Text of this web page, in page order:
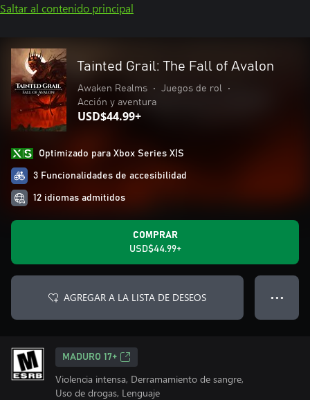
Saltar al contenido principal
Tainted Grail: The Fall of Avalon
Awaken Realms • Juegos de rol
•
Acción y aventura
USD$44.99+
Optimizado para Xbox Series X|S
3 Funcionalidades de accesibilidad
12 idiomas admitidos
COMPRAR
USD$44.99+
AGREGAR A LA LISTA DE DESEOS ● ● ●
MADURO 17+
Violencia intensa, Derramamiento de sangre,
Uso de drogas, Lenguaje